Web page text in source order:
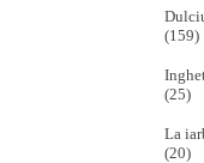
(159)
(25)
La
(20)